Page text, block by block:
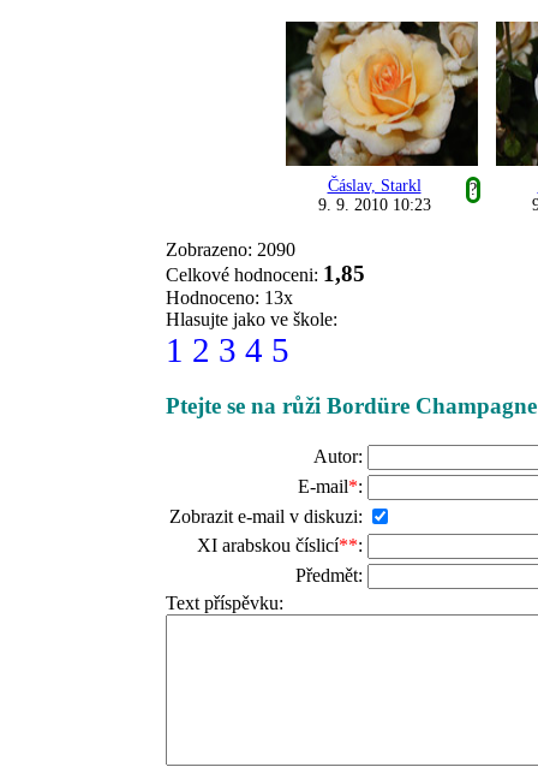
Čáslav, Starkl
?
9. 9. 2010 10:23
Zobrazeno: 2090
Celkové hodnoceni: 1,85
Hodnoceno: 13x
Hlasujte jako ve škole:
1 2 3 4 5
Ptejte se na růži Bordüre Champagne
Autor:
E-mail*:
Zobrazit e-mail v diskuzi:
XI arabskou číslicí**:
Předmět:
Text příspěvku: